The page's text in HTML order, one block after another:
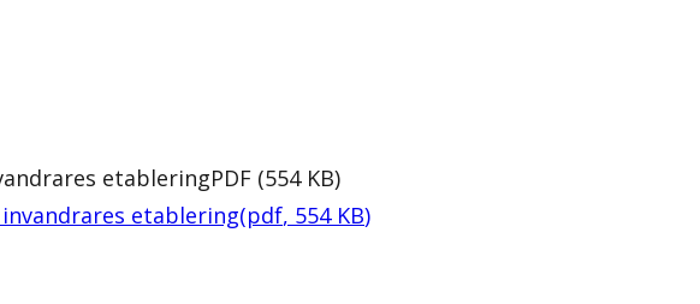
etableringPDF (554 KB)
etablering(pdf, 554 KB)